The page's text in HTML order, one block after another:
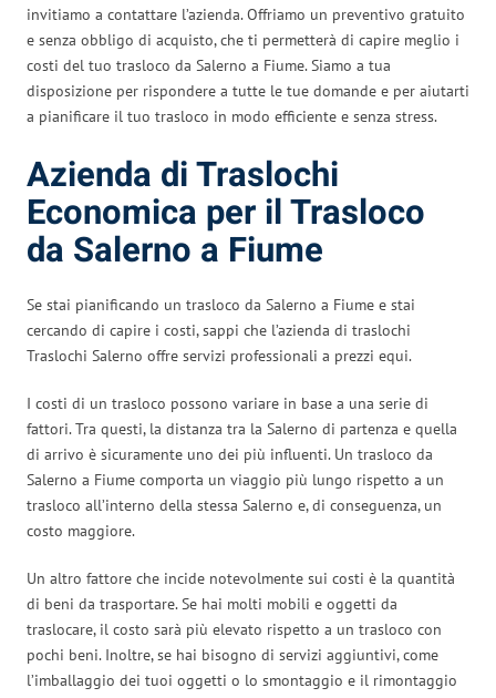
invitiamo a contattare l’azienda. Offriamo un preventivo gratuito
e senza obbligo di acquisto, che ti permetterà di capire meglio i
costi del tuo trasloco da Salerno a Fiume. Siamo a tua
disposizione per rispondere a tutte le tue domande e per aiutarti
a pianificare il tuo trasloco in modo efficiente e senza stress.
Azienda di Traslochi
Economica per il Trasloco
da Salerno a Fiume
Se stai pianificando un trasloco da Salerno a Fiume e stai
cercando di capire i costi, sappi che l’azienda di traslochi
Traslochi Salerno offre servizi professionali a prezzi equi.
I costi di un trasloco possono variare in base a una serie di
fattori. Tra questi, la distanza tra la Salerno di partenza e quella
di arrivo è sicuramente uno dei più influenti. Un trasloco da
Salerno a Fiume comporta un viaggio più lungo rispetto a un
trasloco all’interno della stessa Salerno e, di conseguenza, un
costo maggiore.
Un altro fattore che incide notevolmente sui costi è la quantità
di beni da trasportare. Se hai molti mobili e oggetti da
traslocare, il costo sarà più elevato rispetto a un trasloco con
pochi beni. Inoltre, se hai bisogno di servizi aggiuntivi, come
l’imballaggio dei tuoi oggetti o lo smontaggio e il rimontaggio